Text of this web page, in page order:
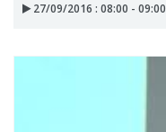
27/09/2016 : 08:00 - 09:00